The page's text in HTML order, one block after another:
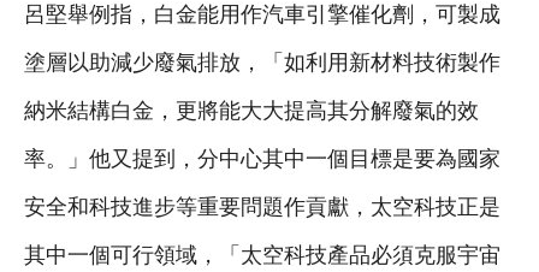
呂堅舉例指，白金能用作汽車引擎催化劑，可製成
塗層以助減少廢氣排放，「如利用新材料技術製作
納米結構白金，更將能大大提高其分解廢氣的效
率。」他又提到，分中心其中一個目標是要為國家
安全和科技進步等重要問題作貢獻，太空科技正是
其中一個可行領域，「太空科技產品必須克服宇宙